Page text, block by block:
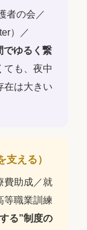
者の会／
）／
でゆるく繋
ても、夜中
在は大きい
える）
費助成／就
等職業訓練
る”制度の